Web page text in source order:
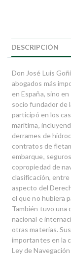
DESCRIPCIÓN
Don José Luis
abogados más
en España, sino
socio fundador de
participó en los
marítima,
derrames de
contratos de
embarque,
copropiedad de
clasificación,
aspecto del
el que no hubiera
También tuvo una
nacional e
otras materias.
importantes en la
Ley de